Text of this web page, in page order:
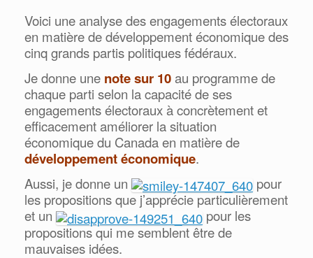
Voici une analyse des engagements électoraux
en matière de développement économique des
cinq grands partis politiques fédéraux.
Je donne une note sur 10au programme de
chaque parti selon la capacité de ses
engagements électoraux à concrètement et
efficacement améliorer la situation
économique du Canada en matière de
développement économique.
Aussi, je donne un
pour
les propositions que j’apprécie particulièrement
et un
pour les
propositions qui me semblent être de
mauvaises idées.